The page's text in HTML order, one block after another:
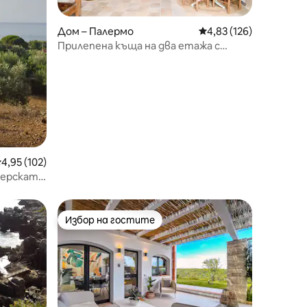
оценка: 4,95 от 5, 102 отзива
4,95 (102)
Дом – Палермо Средна оценка: 4,83
4,83 (126)
Прилепена къща на два етажа с
Избор на гостите
Избор на гостите